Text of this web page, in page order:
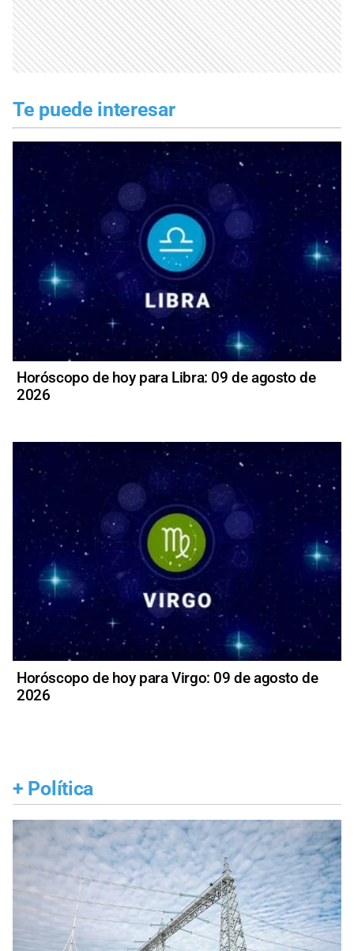
Te puede interesar
Horóscopo de hoy para Libra: 09 de agosto de
2026
Horóscopo de hoy para Virgo: 09 de agosto de
2026
+ Política